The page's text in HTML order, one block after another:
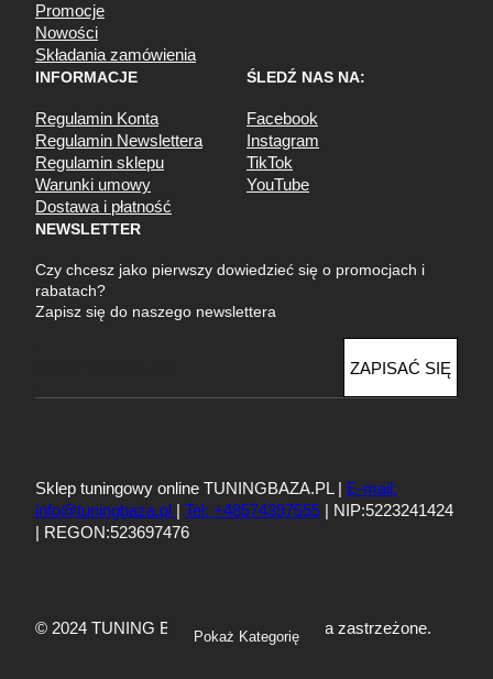
Pokaż Kategorię
Promocje
Nowości
Składania zamówienia
INFORMACJE
Regulamin Konta
Regulamin Newslettera
Regulamin sklepu
Warunki umowy
Dostawa i płatność
ŚLEDŹ NAS NA:
Facebook
Instagram
TikTok
YouTube
NEWSLETTER
Czy chcesz jako pierwszy dowiedzieć się o promocjach i
rabatach?
Zapisz się do naszego newslettera
a
ZAPISAĆ SIĘ
Sklep tuningowy online TUNINGBAZA.PL |
E-mail:
info@tuningbaza.pl
Tel: +48574397555 | NIP:5223241424
| REGON:523697476
© 2024 TUNING BAZA – Wszelkie prawa zastrzeżone.